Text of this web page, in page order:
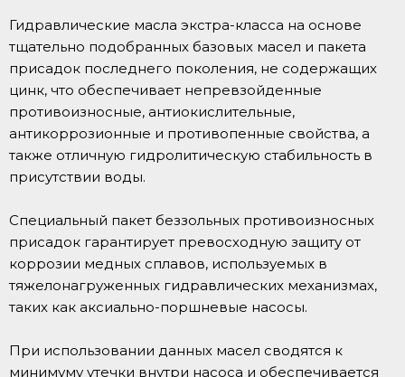
Гидравлические масла экстра-класса на основе
тщательно подобранных базовых масел и пакета
присадок последнего поколения, не содержащих
цинк, что обеспечивает непревзойденные
противоизносные, антиокислительные,
антикоррозионные и противопенные свойства, а
также отличную гидролитическую стабильность в
присутствии воды.
Специальный пакет беззольных противоизносных
присадок гарантирует превосходную защиту от
коррозии медных сплавов, используемых в
тяжелонагруженных гидравлических механизмах,
таких как аксиально-поршневые насосы.
При использовании данных масел сводятся к
минимуму утечки внутри насоса и обеспечивается